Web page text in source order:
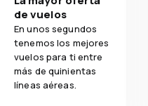
de vuelos
En unos segundos
tenemos los mejores
vuelos para ti entre
más de quinientas
líneas aéreas.